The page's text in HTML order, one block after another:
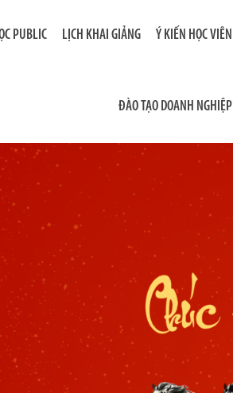
PUBLIC LỊCH KHAI GIẢNG Ý KIẾN HỌC VIÊN
ĐÀO TẠO DOANH NGHIỆP